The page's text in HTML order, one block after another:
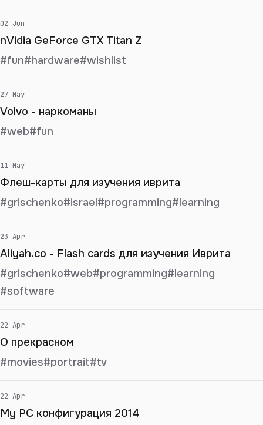
02 Jun
nVidia GeForce GTX Titan Z
#fun#hardware#wishlist
27 May
Volvo - наркоманы
#web#fun
11 May
Флеш-карты для изучения иврита
#grischenko#israel#programming#learning
23 Apr
Aliyah.co - Flash cards для изучения Иврита
#grischenko#web#programming#learning
#software
22 Apr
О прекрасном
#movies#portrait#tv
22 Apr
My PC конфигурация 2014